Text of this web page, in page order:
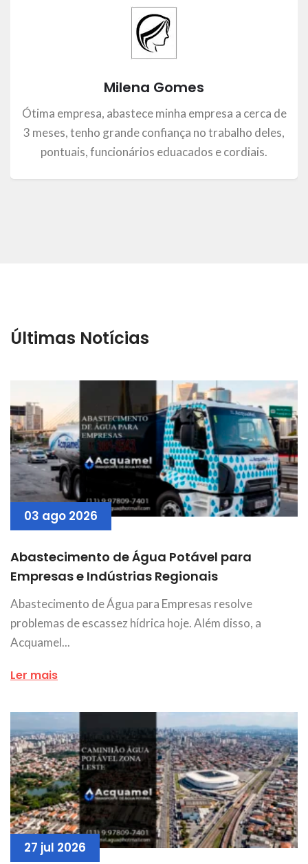
Milena Gomes
Ótima empresa, abastece minha empresa a cerca de
3 meses, tenho grande confiança no trabalho deles,
pontuais, funcionários eduacados e cordiais.
Últimas Notícias
03 ago 2026
Abastecimento de Água Potável para
Empresas e Indústrias Regionais
Abastecimento de Água para Empresas resolve
problemas de escassez hídrica hoje. Além disso, a
Acquamel...
Ler mais
27 jul 2026